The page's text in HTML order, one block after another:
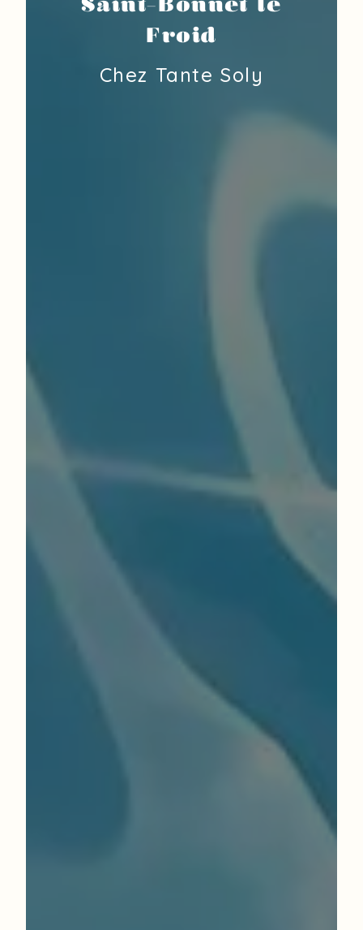
Froid
Chez Tante Soly